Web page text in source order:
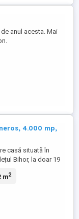
anul acesta. Mai
4.000 mp,
casă situată în
Bihor, la doar 19
are o suprafață
dintre care 3
spații auxiliare și
m2